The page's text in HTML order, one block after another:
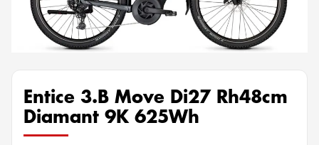
Entice 3.B Move Di27 Rh48cm
Diamant 9K 625Wh